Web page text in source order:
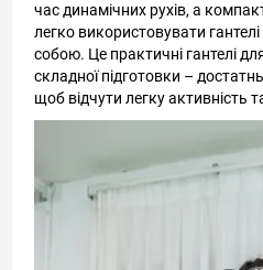
час динамічних рухів, а
легко використовувати
собою. Це практичні гантелі
складної підготовки –
щоб відчути легку активність